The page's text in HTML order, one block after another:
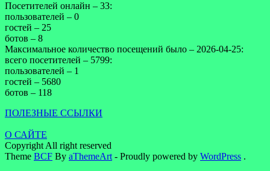
Посетителей онлайн – 33:
пользователей – 0
гостей – 25
ботов – 8
Максимальное количество посещений было – 2026-04-25:
всего посетителей – 5799:
пользователей – 1
гостей – 5680
ботов – 118
ПОЛЕЗНЫЕ ССЫЛКИ
О САЙТЕ
Copyright All right reserved
Theme BCF By aThemeArt - Proudly powered by WordPress .